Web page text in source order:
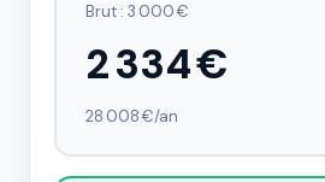
Brut : 3 000 €
2 334 €
28 008 €/an